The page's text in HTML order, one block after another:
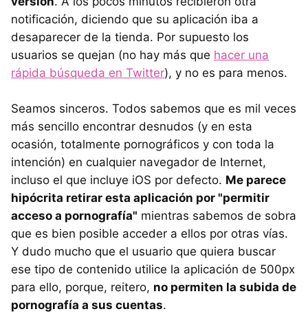
notificación, diciendo que su aplicación iba a
desaparecer de la tienda. Por supuesto los
usuarios se quejan (no hay más que hacer una
rápida búsqueda en Twitter), y no es para menos.
Seamos sinceros. Todos sabemos que es mil veces
más sencillo encontrar desnudos (y en esta
ocasión, totalmente pornográficos y con toda la
intención) en cualquier navegador de Internet,
incluso el que incluye iOS por defecto. Me parece
hipócrita retirar esta aplicación por "permitir
acceso a pornografía" mientras sabemos de sobra
que es bien posible acceder a ellos por otras vías.
Y dudo mucho que el usuario que quiera buscar
ese tipo de contenido utilice la aplicación de 500px
para ello, porque, reitero, no permiten la subida de
pornografía a sus cuentas.